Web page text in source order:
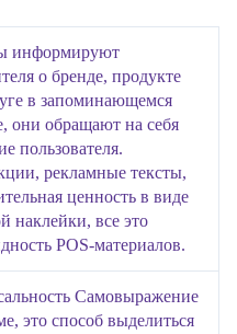
информируют
о бренде, продукте
в запоминающемся
они обращают на себя
пользователя.
рекламные тексты,
ценность в виде
наклейки, все это
POS-материалов.
Самовыражение
это способ выделиться